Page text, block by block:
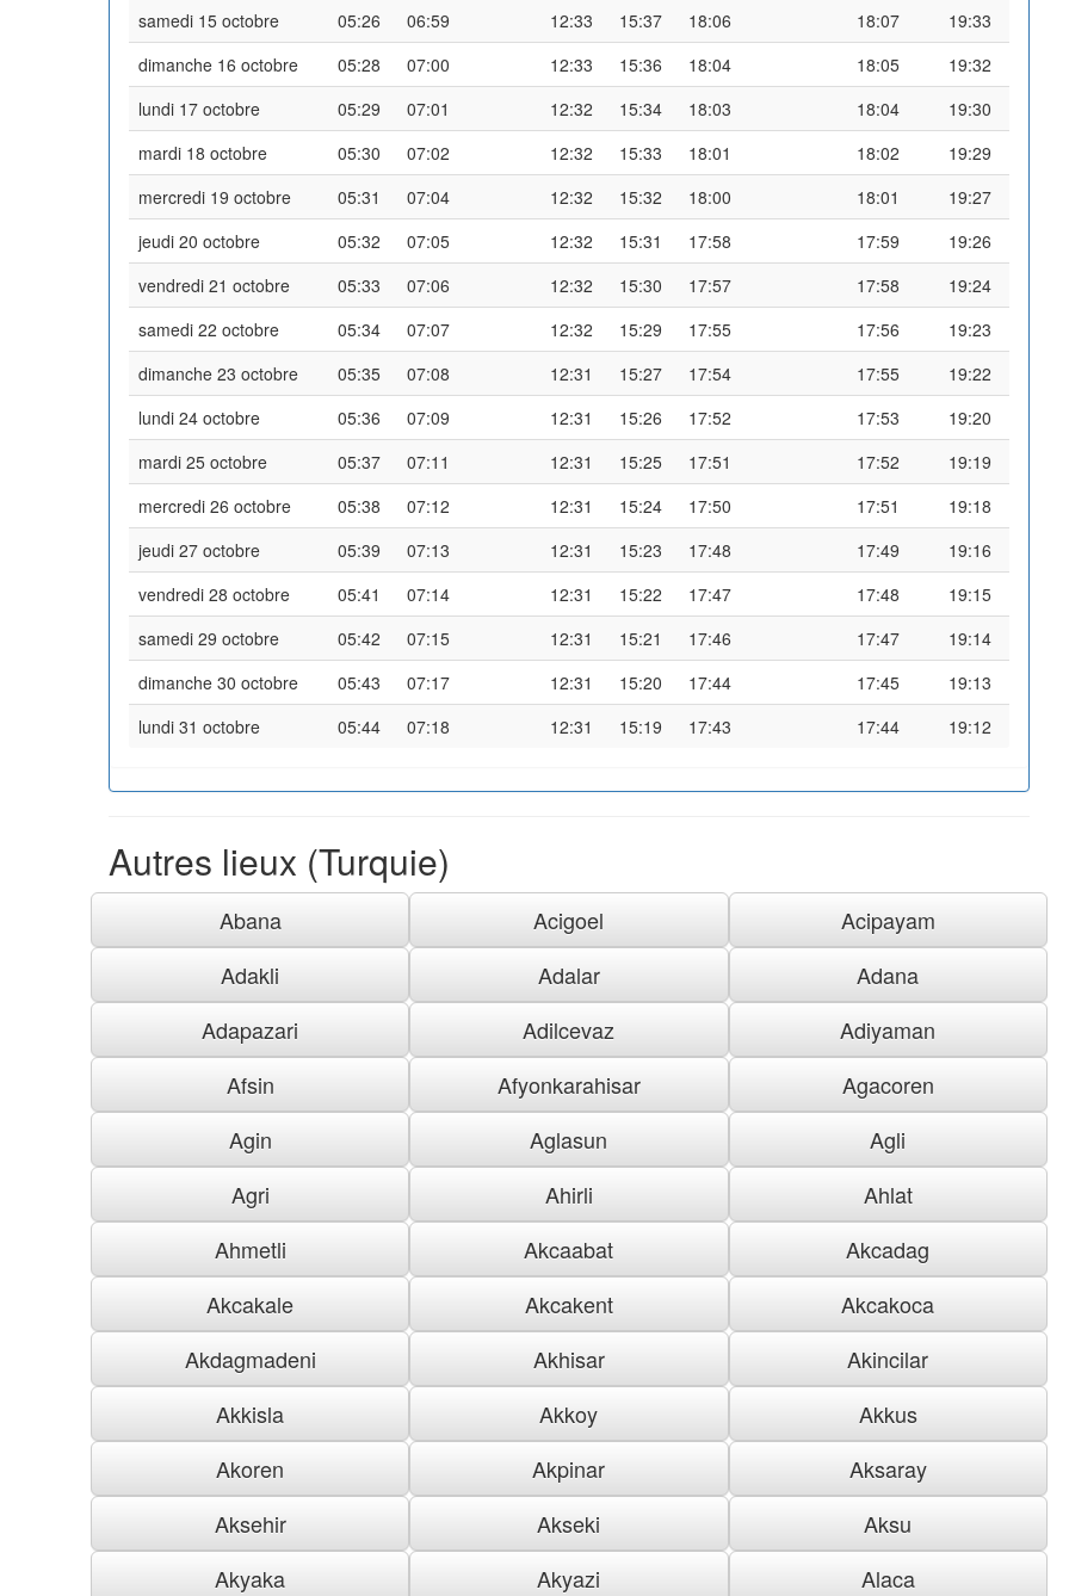
samedi 15 octobre
05:26 06:59 12:33 15:37 18:06 18:07
19:33
dimanche 16 octobre
05:28 07:00 12:33 15:36 18:04 18:05
19:32
lundi 17 octobre
05:29 07:01 12:32 15:34 18:03 18:04
19:30
mardi 18 octobre
05:30 07:02 12:32 15:33 18:01 18:02
19:29
mercredi 19 octobre
05:31 07:04 12:32 15:32 18:00 18:01
19:27
jeudi 20 octobre
05:32 07:05 12:32 15:31 17:58 17:59
19:26
vendredi 21 octobre
05:33 07:06 12:32 15:30 17:57 17:58
19:24
samedi 22 octobre
05:34 07:07 12:32 15:29 17:55 17:56
19:23
dimanche 23 octobre
05:35 07:08 12:31 15:27 17:54 17:55
19:22
lundi 24 octobre
05:36 07:09 12:31 15:26 17:52 17:53
19:20
mardi 25 octobre
05:37 07:11 12:31 15:25 17:51 17:52
19:19
mercredi 26 octobre
05:38 07:12 12:31 15:24 17:50 17:51
19:18
jeudi 27 octobre
05:39 07:13 12:31 15:23 17:48 17:49
19:16
vendredi 28 octobre
05:41 07:14 12:31 15:22 17:47 17:48
19:15
samedi 29 octobre
05:42 07:15 12:31 15:21 17:46 17:47
19:14
dimanche 30 octobre
05:43 07:17 12:31 15:20 17:44 17:45
19:13
lundi 31 octobre
05:44 07:18 12:31 15:19 17:43 17:44 19:12
Autres lieux (Turquie)
Abana Acigoel
Acipayam
Adakli
Adalar
Adana
Adapazari
Adilcevaz
Adiyaman
Afsin
Afyonkarahisar
Agacoren
Agin
Aglasun
Agli
Agri
Ahirli
Ahlat
Ahmetli
Akcaabat
Akcadag
Akcakale
Akcakent
Akcakoca
Akdagmadeni
Akhisar
Akincilar
Akkisla
Akkoy
Akkus
Akoren
Akpinar
Aksaray
Aksehir
Akseki
Aksu
Akyaka
Akyazi Alaca